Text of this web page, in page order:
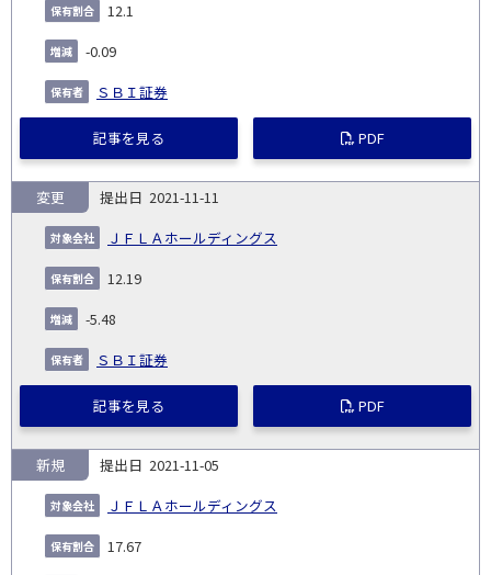
12.1
-0.09
ＳＢＩ証券
記事を見る PDF
2021-11-11
ＪＦＬＡホールディングス
変更
12.19
-5.48
ＳＢＩ証券
記事を見る PDF
2021-11-05
ＪＦＬＡホールディングス
新規
17.67